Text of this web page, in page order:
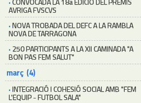
AVRIGA FVSCVS
·NOVA TROBADA DEL DEFC A LA RAMBLA
NOVA DE TARRAGONA
· 250 PARTICIPANTS A LA XII CAMINADA "A
BON PAS FEM SALUT"
març (4)
·INTEGRACIÓ I COHESIÓ SOCIAL AMB "FEM
L'EQUIP - FUTBOL SALA"